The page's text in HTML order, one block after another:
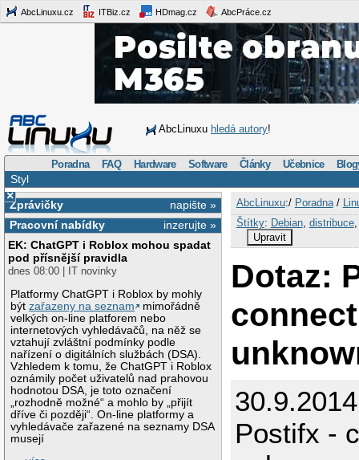
AbcLinuxu.cz ITBiz.cz HDmag.cz AbcPráce.cz
AbcLinuxu hledá autory!
Poradna FAQ Hardware Software Články Učebnice
Styl
×
napište »
Zprávičky
inzerujte »
Pracovní nabídky
EK: ChatGPT i Roblox mohou spadat
pod přísnější pravidla
dnes 08:00 | IT novinky
Platformy ChatGPT i Roblox by mohly
býtzařazeny na seznam
mimořádně
velkých on-line platforem nebo
internetových vyhledávačů, na něž se
vztahují zvláštní podmínky podle
nařízení o digitálních službách (DSA).
Vzhledem k tomu, že ChatGPT i Roblox
oznámily počet uživatelů nad prahovou
hodnotou DSA, je toto označení
„rozhodně možné“ a mohlo by „přijít
dříve či později“. On-line platformy a
vyhledávače zařazené na seznamy DSA
musejí
AbcLinuxu:/ Poradna/
Štítky: Debian, distribuce
Upravit
Dotaz:
Postifx -